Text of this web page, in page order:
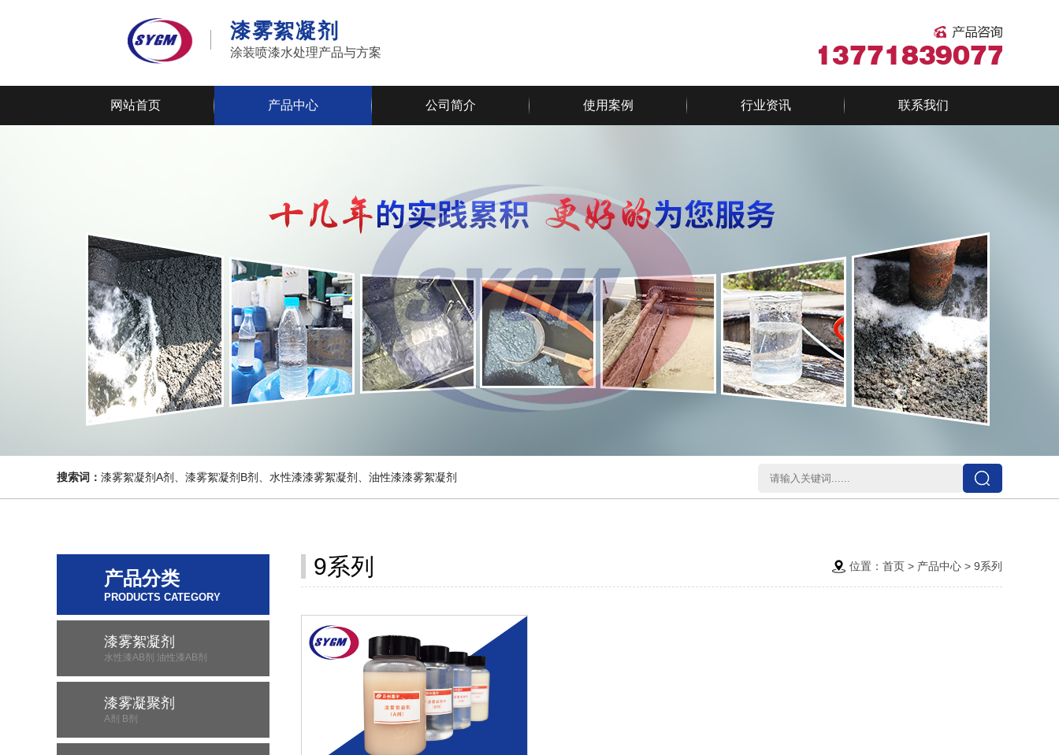
漆雾絮凝剂
涂装喷漆水处理产品与方案
网站首页 产品中心 公司简介 使用案例 行业资讯 联系我们
搜索词： 漆雾絮凝剂A剂、漆雾絮凝剂B剂、水性漆漆雾絮凝剂、油性漆漆雾絮凝剂
产品分类
PRODUCTS CATEGORY
漆雾絮凝剂
水性漆AB剂 油性漆AB剂
漆雾凝聚剂
A剂 B剂
9系列 位置： 首页 > 产品中心 > 9系列